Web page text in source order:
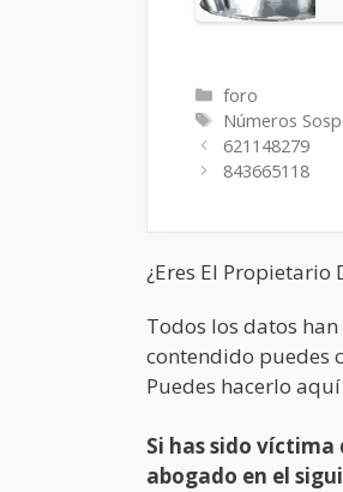
Categorías
foro
Etiquetas
Números
621148279
843665118
¿Eres El Propietario
Todos los datos
contendido puedes
Puedes hacerlo
Si has sido
abogado en el